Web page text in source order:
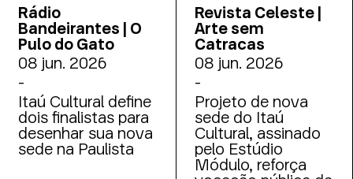
Rádio
Bandeirantes | O
Pulo do Gato
08 jun. 2026
-
Itaú Cultural define
dois finalistas para
desenhar sua nova
sede na Paulista
Revista Celeste |
Arte sem
Catracas
08 jun. 2026
-
Projeto de nova
sede do Itaú
Cultural, assinado
pelo Estúdio
Módulo, reforça